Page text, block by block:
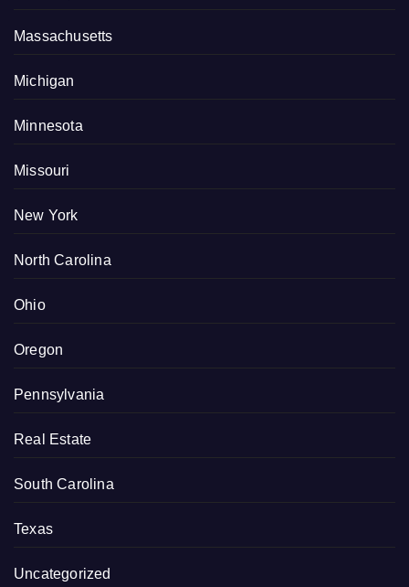
Massachusetts
Michigan
Minnesota
Missouri
New York
North Carolina
Ohio
Oregon
Pennsylvania
Real Estate
South Carolina
Texas
Uncategorized